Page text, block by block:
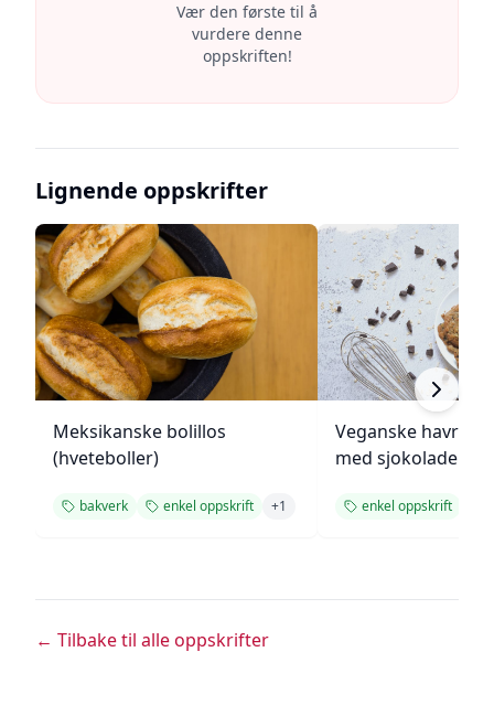
Vær den første til å
vurdere denne
oppskriften!
Lignende oppskrifter
Meksikanske bolillos
(hveteboller)
bakverk enkel oppskrift +1
Veganske
med sjokolade
enkel oppskrift
← Tilbake til alle oppskrifter